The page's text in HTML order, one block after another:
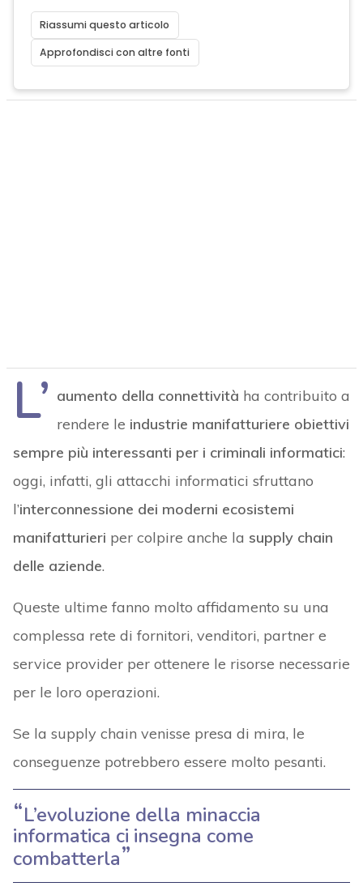
Riassumi questo articolo
Approfondisci con altre fonti
L’ aumento della connettività ha contribuito a
rendere le industrie manifatturiere obiettivi
sempre più interessanti per i criminali informatici:
oggi, infatti, gli attacchi informatici sfruttano
l’interconnessione dei moderni ecosistemi
manifatturieri per colpire anche la supply chain
delle aziende.
Queste ultime fanno molto affidamento su una
complessa rete di fornitori, venditori, partner e
service provider per ottenere le risorse necessarie
per le loro operazioni.
Se la supply chain venisse presa di mira, le
conseguenze potrebbero essere molto pesanti.
L’evoluzione della minaccia
informatica ci insegna come
combatterla